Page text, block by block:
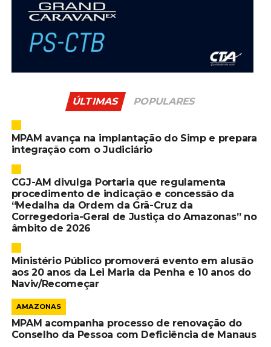
ÚLTIMAS POPULARES
MPAM avança na implantação do Simp e prepara
integração com o Judiciário
CGJ-AM divulga Portaria que regulamenta
procedimento de indicação e concessão da
“Medalha da Ordem da Grã-Cruz da
Corregedoria-Geral de Justiça do Amazonas” no
âmbito de 2026
Ministério Público promoverá evento em alusão
aos 20 anos da Lei Maria da Penha e 10 anos do
Naviv/Recomeçar
AMAZONAS
MPAM acompanha processo de renovação do
Conselho da Pessoa com Deficiência de Manaus